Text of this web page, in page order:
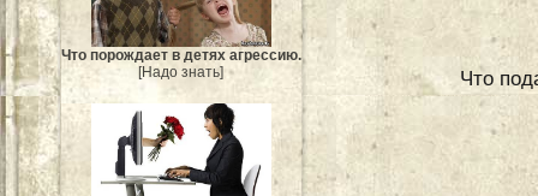
Что порождает в детях агрессию.
[Надо знать]
Что